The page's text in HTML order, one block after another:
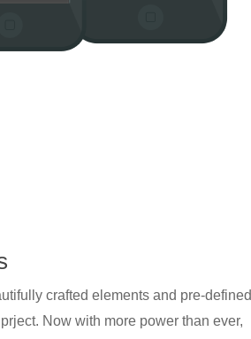
crafted elements and pre-defined
Now with more power than ever,